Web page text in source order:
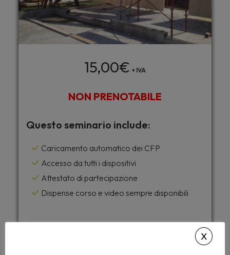
15,00€ + IVA
NON PRENOTABILE
Questo seminario include:
Caricamento automatico dei CFP
Accesso da tutti i dispositivi
Attestato di partecipazione
Dispense corso e video sempre disponibili